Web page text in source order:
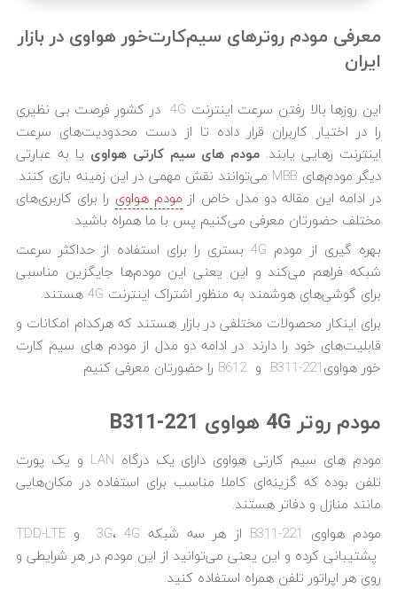
معرفی مودم روترهای سیم‌کارت‌خور هواوی در بازار
ایران
این روزها بالا رفتن سرعت اینترنت 4G در کشور فرصت بی نظیری
را در اختیار کاربران قرار داده تا از دست محدودیت‌های سرعت
اینترنت رهایی یابند. مودم های سیم کارتی هواوی یا به عبارتی
دیگر مودم‌های MBB می‌توانند نقش مهمی در این زمینه بازی کنند.
در ادامه این مقاله دو مدل خاص از مودم هواوی را برای کاربری‌های
مختلف حضورتان معرفی می‌کنیم پس با ما همراه باشید.
بهره گیری از مودم 4G بستری را برای استفاده از حداکثر سرعت
شبکه فراهم می‌کند و این یعنی این مودم‌ها جایگزین مناسبی
برای گوشی‌های هوشمند به منظور اشتراک اینترنت 4G هستند.
برای اینکار محصولات مختلفی در بازار هستند که هرکدام امکانات و
قابلیت‌های خود را دارند. در ادامه دو مدل از مودم های سیم کارت
خور هواویB311-221 و B612 را حضورتان معرفی کنیم.
مودم روتر 4G هواوی B311-221
مودم های سیم کارتی هواوی دارای یک درگاه LAN و یک پورت
تلفن بوده که گزینه‌ای کاملا مناسب برای استفاده در مکان‌هایی
مانند منازل و دفاتر هستند.
مودم هواوی B311-221 از هر سه شبکه 3G، 4G و TDD-LTE
پشتیبانی کرده و این یعنی می‌‌توانید از این مودم در هر شرایطی و
روی هر اپراتور تلفن همراه استفاده کنید.